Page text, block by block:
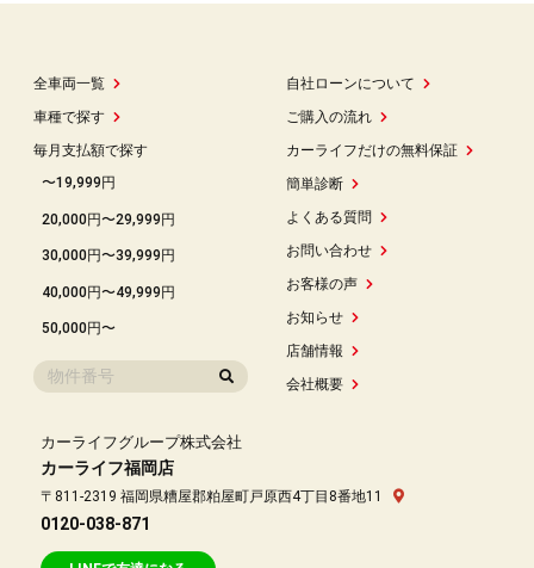
全車両一覧
車種で探す
毎月支払額で探す
〜19,999円
20,000円〜29,999円
30,000円〜39,999円
40,000円〜49,999円
50,000円〜
自社ローンについて
ご購入の流れ
カーライフだけの無料保証
簡単診断
よくある質問
お問い合わせ
お客様の声
お知らせ
店舗情報
会社概要
カーライフグループ株式会社
カーライフ福岡店
〒811-2319 福岡県糟屋郡粕屋町戸原西4丁目8番地11
0120-038-871